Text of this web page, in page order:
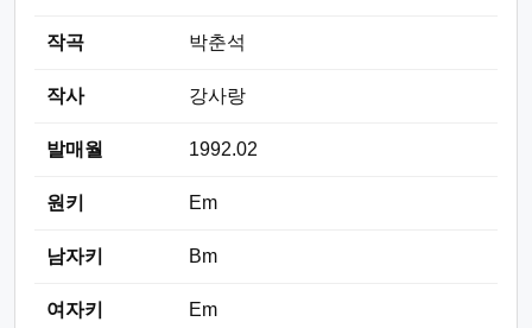
작곡 박춘석
작사 강사랑
발매월 1992.02
원키 Em
남자키 Bm
여자키 Em